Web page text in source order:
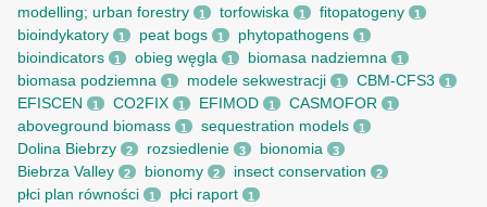
modelling; urban forestry 1 torfowiska 1 fitopatogeny 1
bioindykatory 1 peat bogs 1 phytopathogens 1
bioindicators 1 obieg węgla 1 biomasa nadziemna 1
biomasa podziemna 1 modele sekwestracji 1 CBM-CFS3 1
EFISCEN 1 CO2FIX 1 EFIMOD 1 CASMOFOR 1
aboveground biomass 1 sequestration models 1
Dolina Biebrzy 2 rozsiedlenie 3 bionomia 3
Biebrza Valley 2 bionomy 2 insect conservation 2
płci plan równości 1 płci raport 1